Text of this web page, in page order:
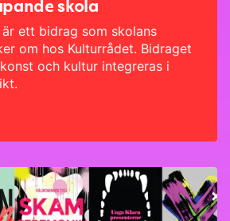
skola
ett bidrag som skolans
om hos Kulturrådet. Bidraget
och kultur integreras i